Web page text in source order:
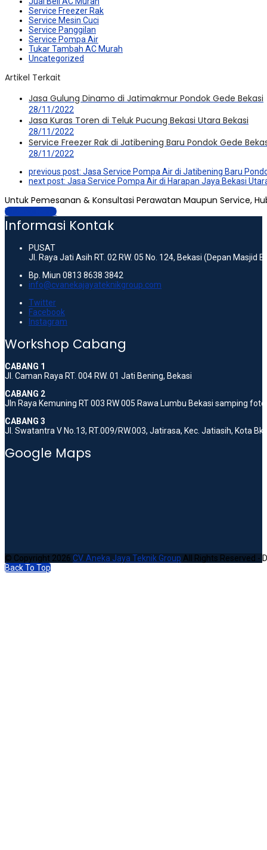
Service Freezer Rak
Service Mesin Cuci
Service Panggilan
Service Pompa Air
Tukar Tambah AC Murah
Uncategorized
Artikel Terkait
Jasa Gulung Dinamo di Jatimakmur Pondok Gede Bekasi
28/11/2022
Jasa Kuras Toren di Teluk Pucung Bekasi Utara Bekasi
28/11/2022
Service Freezer Rak di Jatibening Baru Pondok Gede
28/11/2022
previous post: Jasa Service Pompa Air di Jatibening Baru
next post: Jasa Service Pompa Air di Harapan Jaya Bekasi
Untuk Pemesanan & Konsultasi Perawatan Maupun Service,
Hubungi Kami
Informasi Kontak
PUSAT
Jl. Raya Jati Asih RT. 02 RW. 05 No. 124, Bekasi (Depan Masjid
Bp. Miun 0813 8638 3842
info@cvanekajayateknikgroup.com
Twitter
Facebook
Instagram
Workshop Cabang
CABANG 1
Jl. Caman Raya RT. 004 RW. 01 Jati Bening, Bekasi
CABANG 2
Jln Raya Kemuning RT 003 RW 005 Rawa Lumbu Bekasi samping
CABANG 3
Jl. Swatantra V No.13, RT.009/RW.003, Jatirasa, Kec. Jatiasih, Kota
Google Maps
© Copyright 2026 CV. Aneka Jaya Teknik Group All Rights Reserved -
Back To Top